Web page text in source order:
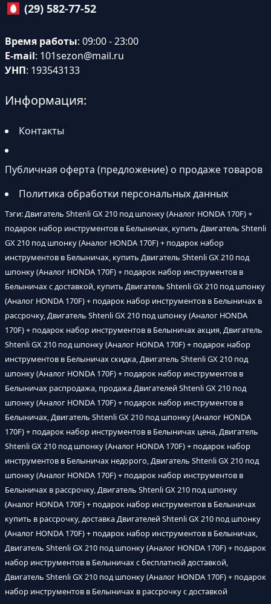
(29) 582-77-52
Время работы: 09:00 - 23:00
E-mail: 101sezon@mail.ru
УНП: 193543133
Информация:
Контакты
Публичная оферта (предложение) о продаже товаров
Политика обработки персональных данных
Тэги: Двигатель Shtenli GX 210 под шпонку (Аналог HONDA 170F) +
подарок набор инструментов в Белыничах, купить Двигатель Shtenli
GX 210 под шпонку (Аналог HONDA 170F) + подарок набор
инструментов в Белыничах, купить Двигатель Shtenli GX 210 под
шпонку (Аналог HONDA 170F) + подарок набор инструментов в
Белыничах с доставкой, купить Двигатель Shtenli GX 210 под шпонку
(Аналог HONDA 170F) + подарок набор инструментов в Белыничах в
рассрочку, Двигатель Shtenli GX 210 под шпонку (Аналог HONDA
170F) + подарок набор инструментов в Белыничах акция, Двигатель
Shtenli GX 210 под шпонку (Аналог HONDA 170F) + подарок набор
инструментов в Белыничах скидка, Двигатель Shtenli GX 210 под
шпонку (Аналог HONDA 170F) + подарок набор инструментов в
Белыничах распродажа, продажа Двигателей Shtenli GX 210 под
шпонку (Аналог HONDA 170F) + подарок набор инструментов в
Белыничах, Двигатель Shtenli GX 210 под шпонку (Аналог HONDA
170F) + подарок набор инструментов в Белыничах цена, Двигатель
Shtenli GX 210 под шпонку (Аналог HONDA 170F) + подарок набор
инструментов в Белыничах недорого, Двигатель Shtenli GX 210 под
шпонку (Аналог HONDA 170F) + подарок набор инструментов в
Белыничах в рассрочку, Двигатель Shtenli GX 210 под шпонку
(Аналог HONDA 170F) + подарок набор инструментов в Белыничах
купить в рассрочку, доставка Двигателей Shtenli GX 210 под шпонку
(Аналог HONDA 170F) + подарок набор инструментов в Белыничах,
Двигатель Shtenli GX 210 под шпонку (Аналог HONDA 170F) + подарок
набор инструментов в Белыничах с бесплатной доставкой,
Двигатель Shtenli GX 210 под шпонку (Аналог HONDA 170F) + подарок
набор инструментов в Белыничах в рассрочку с доставкой